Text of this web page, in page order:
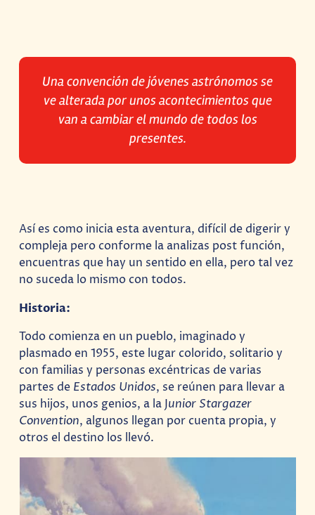
Una convención de jóvenes astrónomos se
ve alterada por unos acontecimientos que
van a cambiar el mundo de todos los
presentes.
Así es como inicia esta aventura, difícil de digerir y
compleja pero conforme la analizas post función,
encuentras que hay un sentido en ella, pero tal vez
no suceda lo mismo con todos.
Historia:
Todo comienza en un pueblo, imaginado y
plasmado en 1955, este lugar colorido, solitario y
con familias y personas excéntricas de varias
partes de Estados Unidos, se reúnen para llevar a
sus hijos, unos genios, a la Junior Stargazer
Convention, algunos llegan por cuenta propia, y
otros el destino los llevó.